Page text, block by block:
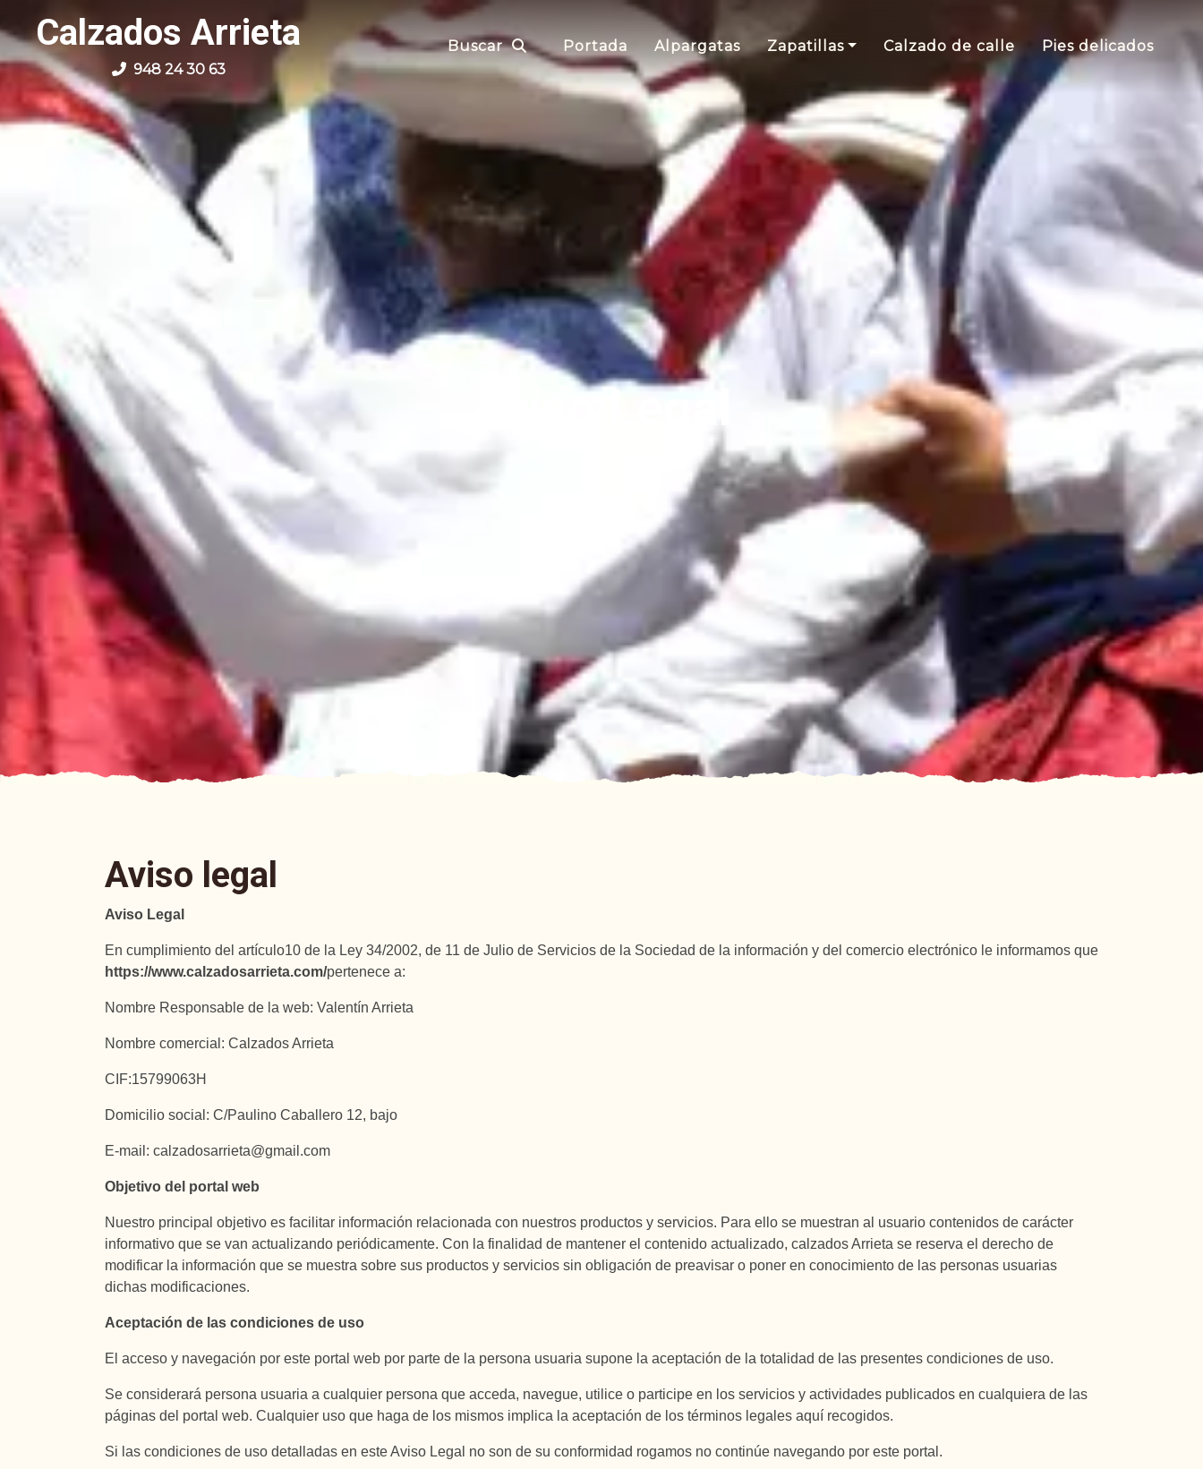
Calzados Arrieta
948 24 30 63
Buscar Portada Alpargatas Zapatillas Calzado de calle Pies delicados
Aviso Legal
Aviso legal
Aviso Legal
En cumplimiento del artículo10 de la Ley 34/2002, de 11 de Julio de Servicios de la Sociedad de la información y del comercio electrónico le informamos que
https://www.calzadosarrieta.com/pertenece a:
Nombre Responsable de la web: Valentín Arrieta
Nombre comercial: Calzados Arrieta
CIF:15799063H
Domicilio social: C/Paulino Caballero 12, bajo
E-mail: calzadosarrieta@gmail.com
Objetivo del portal web
Nuestro principal objetivo es facilitar información relacionada con nuestros productos y servicios. Para ello se muestran al usuario contenidos de carácter
informativo que se van actualizando periódicamente. Con la finalidad de mantener el contenido actualizado, calzados Arrieta se reserva el derecho de
modificar la información que se muestra sobre sus productos y servicios sin obligación de preavisar o poner en conocimiento de las personas usuarias
dichas modificaciones.
Aceptación de las condiciones de uso
El acceso y navegación por este portal web por parte de la persona usuaria supone la aceptación de la totalidad de las presentes condiciones de uso.
Se considerará persona usuaria a cualquier persona que acceda, navegue, utilice o participe en los servicios y actividades publicados en cualquiera de las
páginas del portal web. Cualquier uso que haga de los mismos implica la aceptación de los términos legales aquí recogidos.
Si las condiciones de uso detalladas en este Aviso Legal no son de su conformidad rogamos no continúe navegando por este portal.